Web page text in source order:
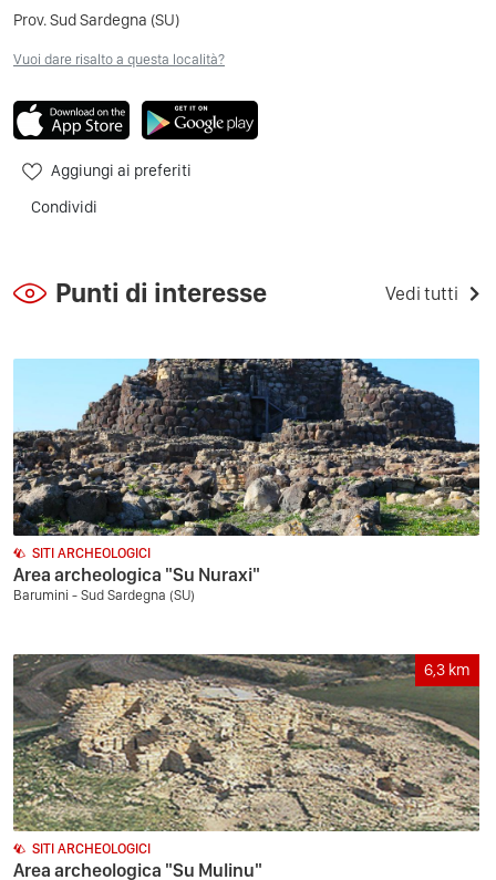
Prov. Sud Sardegna (SU)
Vuoi dare risalto a questa località?
Aggiungi ai preferiti
Condividi
Punti di interesse Vedi tutti
SITI ARCHEOLOGICI
Area archeologica "Su Nuraxi"
Barumini - Sud Sardegna (SU)
6,3 km
SITI ARCHEOLOGICI
Area archeologica "Su Mulinu"